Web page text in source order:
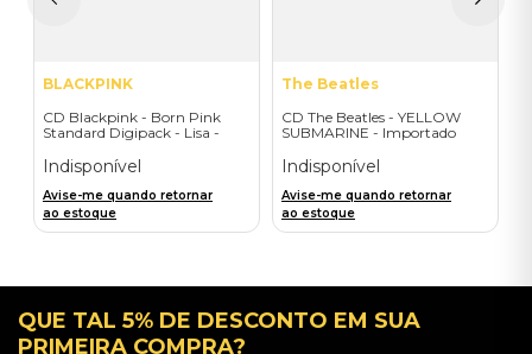
BLACKPINK
CD Blackpink - Born Pink
Standard Digipack - Lisa -
Indisponível
Avise-me quando retornar
ao estoque
The Beatles
CD The Beatles - YELLOW
SUBMARINE - Importado
Indisponível
Avise-me quando retornar
ao estoque
QUE TAL 5% DE DESCONTO EM SUA
PRIMEIRA COMPRA?